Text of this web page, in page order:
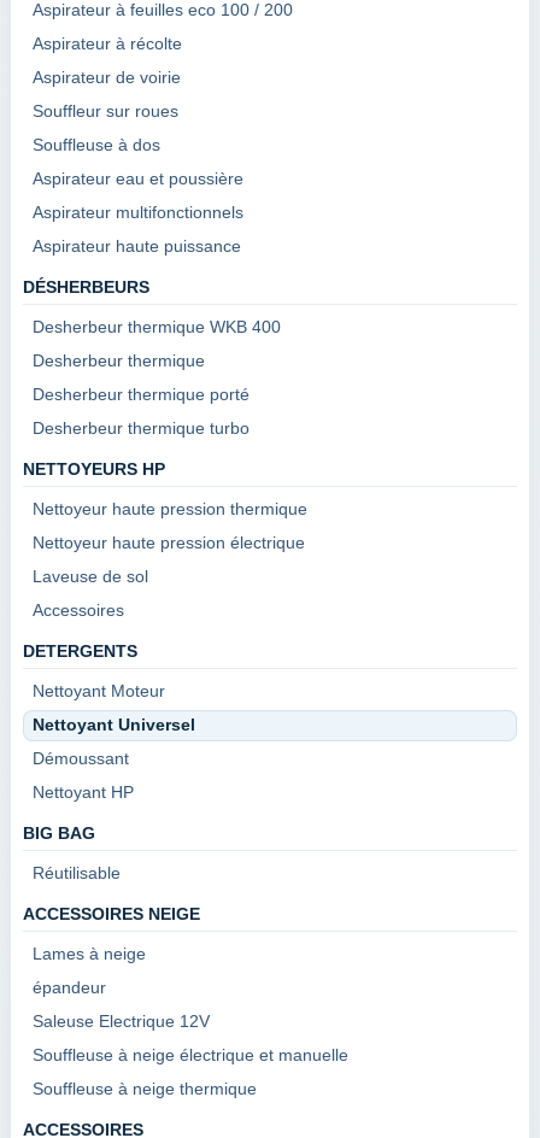
Aspirateur à feuilles eco 100 / 200
Aspirateur à récolte
Aspirateur de voirie
Souffleur sur roues
Souffleuse à dos
Aspirateur eau et poussière
Aspirateur multifonctionnels
Aspirateur haute puissance
DÉSHERBEURS
Desherbeur thermique WKB 400
Desherbeur thermique
Desherbeur thermique porté
Desherbeur thermique turbo
NETTOYEURS HP
Nettoyeur haute pression thermique
Nettoyeur haute pression électrique
Laveuse de sol
Accessoires
DETERGENTS
Nettoyant Moteur
Nettoyant Universel
Démoussant
Nettoyant HP
BIG BAG
Réutilisable
ACCESSOIRES NEIGE
Lames à neige
épandeur
Saleuse Electrique 12V
Souffleuse à neige électrique et manuelle
Souffleuse à neige thermique
ACCESSOIRES